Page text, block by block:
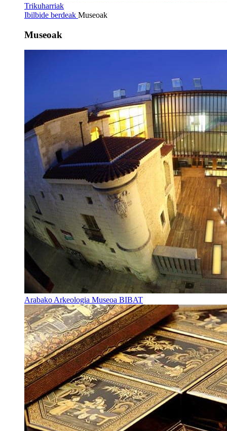
Trikuharriak
Ibilbide berdeak Museoak
Museoak
Arabako Arkeologia Museoa BIBAT